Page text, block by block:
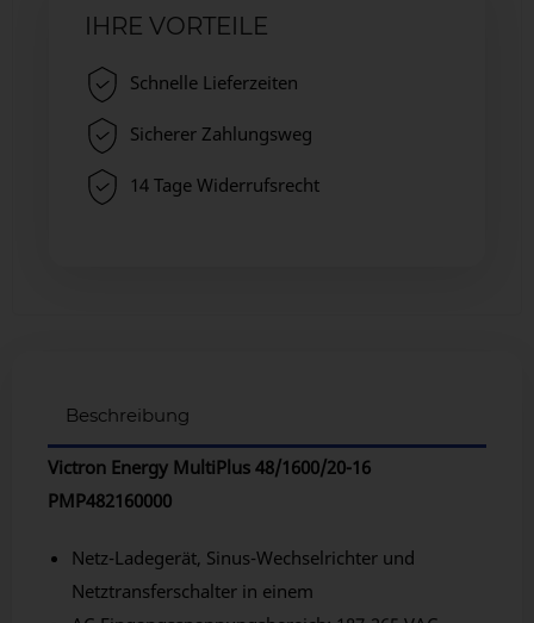
IHRE VORTEILE
Schnelle Lieferzeiten
Sicherer Zahlungsweg
14 Tage Widerrufsrecht
Beschreibung
Victron Energy MultiPlus 48/1600/20-16
PMP482160000
Netz-Ladegerät, Sinus-Wechselrichter und
Netztransferschalter in einem